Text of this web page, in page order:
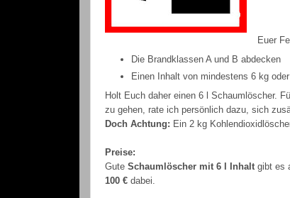
Euer
Die Brandklassen A und B abdecken
Einen Inhalt von mindestens 6 kg
Holt Euch daher einen 6 l Schaumlöscher.
zu gehen, rate ich persönlich dazu, sich
Doch Achtung: Ein 2 kg
Preise:
Gute Schaumlöscher mit 6 l Inhaltgibt es
100 € dabei.